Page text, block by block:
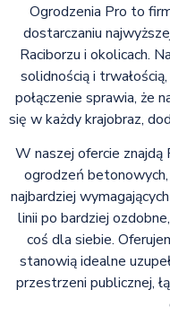
Ogrodzenia Pro to
dostarczaniu
Raciborzu i okolicach.
solidnością i
połączenie sprawia, że
się w każdy krajobraz,
W naszej ofercie
ogrodzeń
najbardziej
linii po bardziej
coś dla siebie.
stanowią idealne
przestrzeni publicznej,